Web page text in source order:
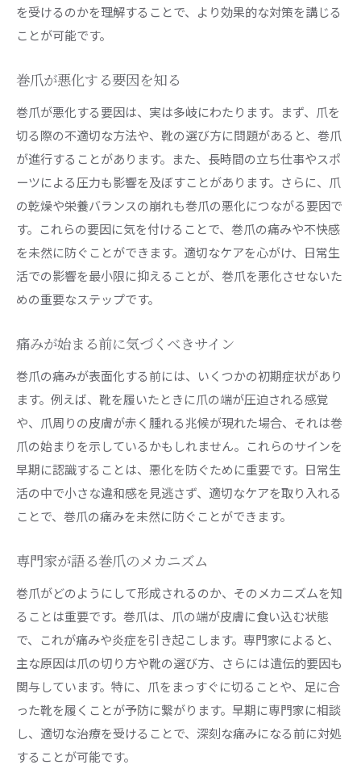
巻爪の痛みを予防する生活習慣とは
靴選びが巻爪予防に与える影響
運動習慣が巻爪に及ぼすメリット
食生活から巻爪を予防する方法
ストレスと巻爪の意外な関係
予防のための効果的な習慣づけ
セルフケアとプロケアの効果的な組み合わせ方
セルフケアを続けるためのモチベーション維持
プロケアを取り入れるベストタイミング
効果を実感するための定期的な見直し
それぞれのケアを活用する場面別ガイド
巻爪ケアの習慣を身につけるためのヒント
巻爪の痛みから解放された体験談
セルフケアで痛みを克服した人々の声
プロのケアが巻爪に与えた影響
巻爪の改善によって得られた快適な生活
巻爪を乗り越えた成功体験とその後
痛みがなくなり再び楽しめるようになった趣味
を受けるのかを理解することで、より効果的な対策を講じる
ことが可能です。
巻爪が悪化する要因を知る
巻爪が悪化する要因は、実は多岐にわたります。まず、爪を
切る際の不適切な方法や、靴の選び方に問題があると、巻爪
が進行することがあります。また、長時間の立ち仕事やスポ
ーツによる圧力も影響を及ぼすことがあります。さらに、爪
の乾燥や栄養バランスの崩れも巻爪の悪化につながる要因で
す。これらの要因に気を付けることで、巻爪の痛みや不快感
を未然に防ぐことができます。適切なケアを心がけ、日常生
活での影響を最小限に抑えることが、巻爪を悪化させないた
めの重要なステップです。
痛みが始まる前に気づくべきサイン
巻爪の痛みが表面化する前には、いくつかの初期症状があり
ます。例えば、靴を履いたときに爪の端が圧迫される感覚
や、爪周りの皮膚が赤く腫れる兆候が現れた場合、それは巻
爪の始まりを示しているかもしれません。これらのサインを
早期に認識することは、悪化を防ぐために重要です。日常生
活の中で小さな違和感を見逃さず、適切なケアを取り入れる
ことで、巻爪の痛みを未然に防ぐことができます。
専門家が語る巻爪のメカニズム
巻爪がどのようにして形成されるのか、そのメカニズムを知
ることは重要です。巻爪は、爪の端が皮膚に食い込む状態
で、これが痛みや炎症を引き起こします。専門家によると、
主な原因は爪の切り方や靴の選び方、さらには遺伝的要因も
関与しています。特に、爪をまっすぐに切ることや、足に合
った靴を履くことが予防に繋がります。早期に専門家に相談
し、適切な治療を受けることで、深刻な痛みになる前に対処
することが可能です。